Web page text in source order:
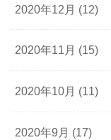
2020年12月 (12)
2020年11月 (15)
2020年10月 (11)
2020年9月 (17)